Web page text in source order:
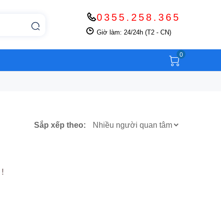
0355.258.365
Giờ làm: 24/24h (T2 - CN)
0
Sắp xếp theo: